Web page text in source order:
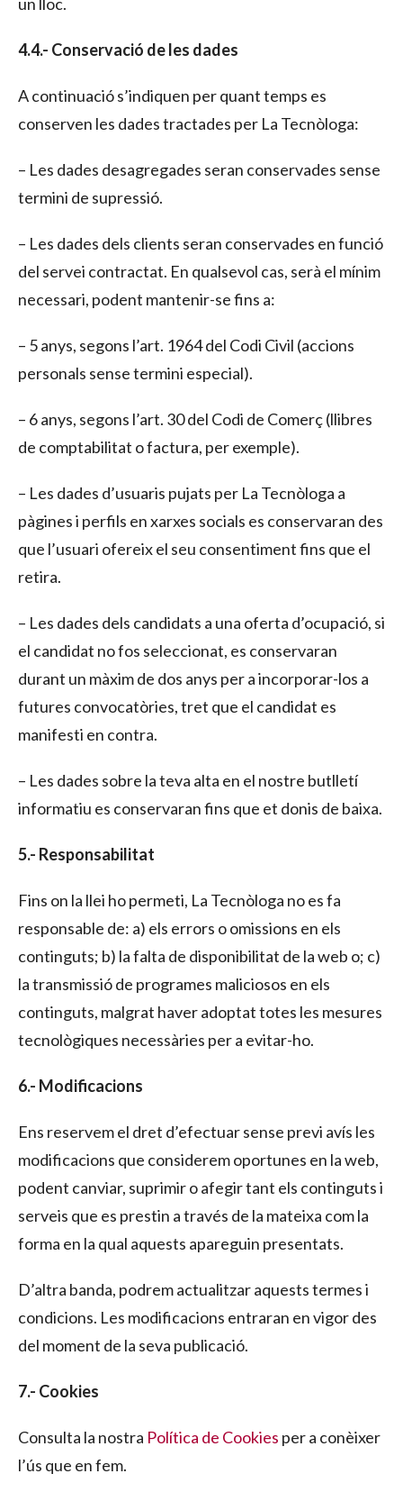
4.4.- Conservació de les dades
A continuació s’indiquen per quant temps es
conserven les dades tractades per La Tecnòloga:
– Les dades desagregades seran conservades sense
termini de supressió.
– Les dades dels clients seran conservades en funció
del servei contractat. En qualsevol cas, serà el mínim
necessari, podent mantenir-se fins a:
– 5 anys, segons l’art. 1964 del Codi Civil (accions
personals sense termini especial).
– 6 anys, segons l’art. 30 del Codi de Comerç (llibres
de comptabilitat o factura, per exemple).
– Les dades d’usuaris pujats per La Tecnòloga a
pàgines i perfils en xarxes socials es conservaran des
que l’usuari ofereix el seu consentiment fins que el
retira.
– Les dades dels candidats a una oferta d’ocupació, si
el candidat no fos seleccionat, es conservaran
durant un màxim de dos anys per a incorporar-los a
futures convocatòries, tret que el candidat es
manifesti en contra.
– Les dades sobre la teva alta en el nostre butlletí
informatiu es conservaran fins que et donis de baixa.
5.- Responsabilitat
Fins on la llei ho permeti, La Tecnòloga no es fa
responsable de: a) els errors o omissions en els
continguts; b) la falta de disponibilitat de la web o; c)
la transmissió de programes maliciosos en els
continguts, malgrat haver adoptat totes les mesures
tecnològiques necessàries per a evitar-ho.
6.- Modificacions
Ens reservem el dret d’efectuar sense previ avís les
modificacions que considerem oportunes en la web,
podent canviar, suprimir o afegir tant els continguts i
serveis que es prestin a través de la mateixa com la
forma en la qual aquests apareguin presentats.
D’altra banda, podrem actualitzar aquests termes i
condicions. Les modificacions entraran en vigor des
del moment de la seva publicació.
7.- Cookies
Consulta la nostra Política de Cookies per a conèixer
l’ús que en fem.